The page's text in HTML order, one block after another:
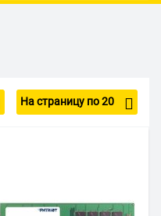
На страницу по 20